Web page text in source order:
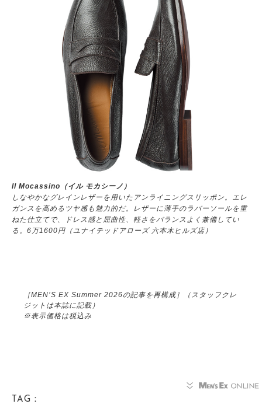
Il Mocassino（イル モカシーノ）
しなやかなグレインレザーを用いたアンライニングスリッポン。エレ
ガンスを高めるツヤ感も魅力的だ。レザーに薄手のラバーソールを重
ねた仕立てで、ドレス感と屈曲性、軽さをバランスよく兼備してい
る。6万1600円（ユナイテッドアローズ 六本木ヒルズ店）
［MEN’S EX Summer 2026の記事を再構成］（スタッフクレ
ジットは本誌に記載）
※表示価格は税込み
TAG：